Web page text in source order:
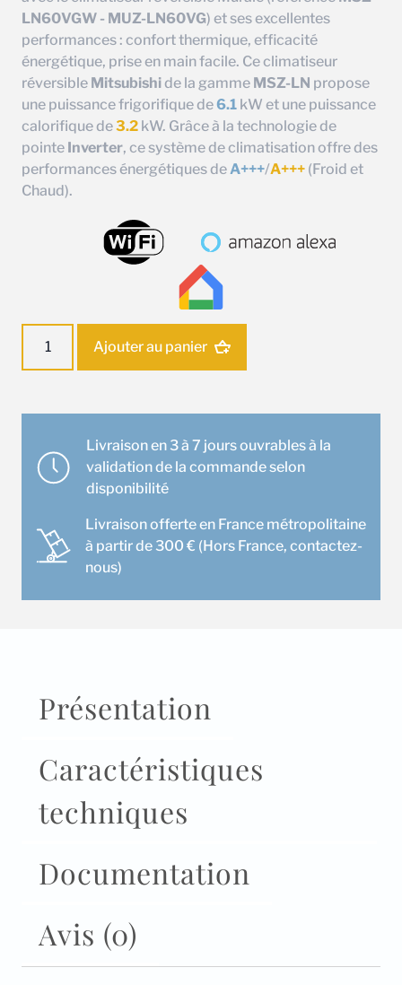
LN60VGW - MUZ-LN60VG) et ses excellentes
performances : confort thermique, efficacité
énergétique, prise en main facile. Ce climatiseur
réversible Mitsubishide la gamme MSZ-LN propose
une puissance frigorifique de6.1 kW et une puissance
calorifique de3.2 kW. Grâce à la technologie de
pointe Inverter, ce système de climatisation offre des
performances énergétiques deA+++/A+++ (Froid et
Chaud).
Ensemble
Murale
Mitsubishi
MSZ-
LN60VG
Pur)
Ajouter au panier
Livraison en 3 à 7 jours ouvrables à la
validation de la commande selon
disponibilité
Livraison offerte en France métropolitaine
à partir de 300 € (Hors France, contactez-
nous)
Présentation
Caractéristiques
techniques
Documentation
Avis (0)